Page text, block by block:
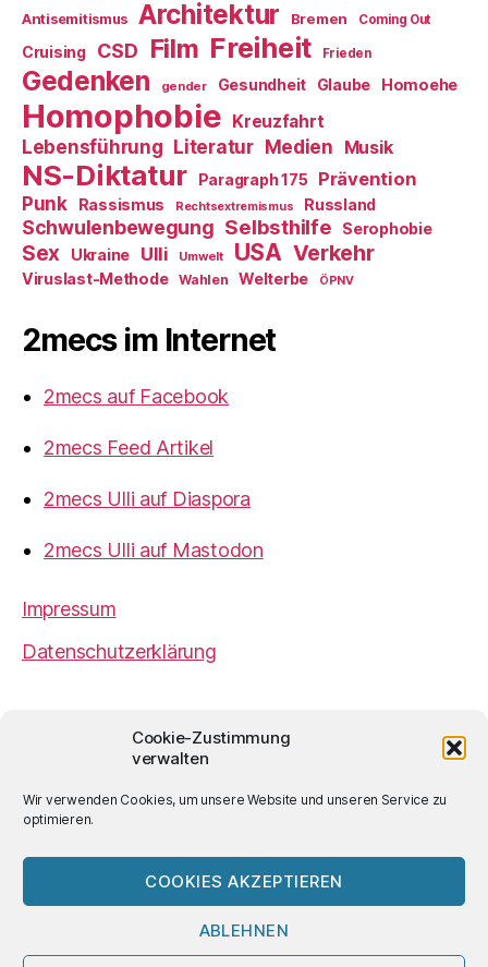
Cookie-Zustimmung
verwalten
Wir verwenden Cookies, um unsere Website und unseren Service zu
optimieren.
COOKIES AKZEPTIEREN
ABLEHNEN
Antisemitismus Architektur Bremen Coming Out
Cruising CSD Film Freiheit Frieden
Gedenken gender Gesundheit Glaube Homoehe
Homophobie Kreuzfahrt
Lebensführung Literatur Medien Musik
NS-Diktatur Paragraph 175
Prävention
Punk
Rassismus Rechtsextremismus Russland
Schwulenbewegung Selbsthilfe Serophobie
Sex Ukraine Ulli Umwelt USA Verkehr
Viruslast-Methode Wahlen Welterbe ÖPNV
2mecs im Internet
2mecs auf Facebook
2mecs Feed Artikel
2mecs Ulli auf Diaspora
2mecs Ulli auf Mastodon
Impressum
Datenschutzerklärung
Ulrich Würdemannist sofern nicht
anders angegeben lizenziert unter einer
Creative
Lizenz.